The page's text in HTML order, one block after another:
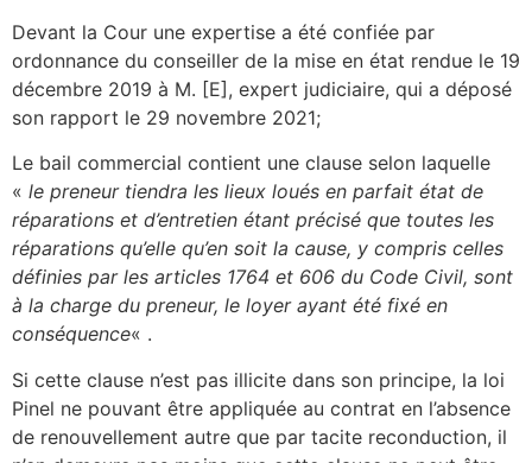
Devant la Cour une expertise a été confiée par
ordonnance du conseiller de la mise en état rendue le 19
décembre 2019 à M. [E], expert judiciaire, qui a déposé
son rapport le 29 novembre 2021;
Le bail commercial contient une clause selon laquelle
« le preneur tiendra les lieux loués en parfait état de
réparations et d’entretien étant précisé que toutes les
réparations qu’elle qu’en soit la cause, y compris celles
définies par les articles 1764 et 606 du Code Civil, sont
à la charge du preneur, le loyer ayant été fixé en
conséquence« .
Si cette clause n’est pas illicite dans son principe, la loi
Pinel ne pouvant être appliquée au contrat en l’absence
de renouvellement autre que par tacite reconduction, il